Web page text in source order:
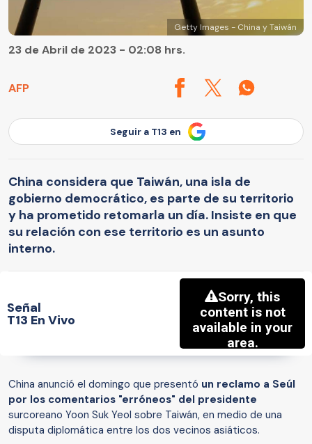
Getty Images - China y Taiwán
AFP
23 de Abril de 2023 - 02:08 hrs.
Seguir a T13 en
China considera que Taiwán, una isla de
gobierno democrático, es parte de su territorio
y ha prometido retomarla un día. Insiste en que
su relación con ese territorio es un asunto
interno.
Señal
T13 En Vivo
China anunció el domingo que presentó un reclamo a Seúl
por los comentarios "erróneos" del presidente
surcoreano Yoon Suk Yeol sobre Taiwán, en medio de una
disputa diplomática entre los dos vecinos asiáticos.